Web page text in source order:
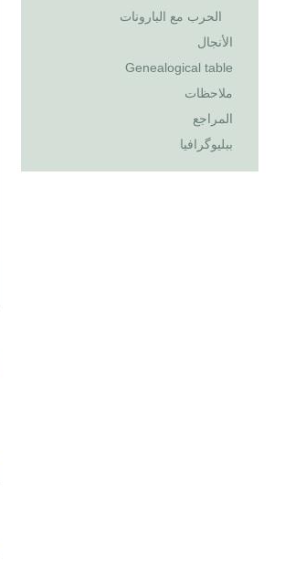
الحرب مع البارونات
الأنجال
Genealogical table
ملاحظات
المراجع
ببليوگرافيا